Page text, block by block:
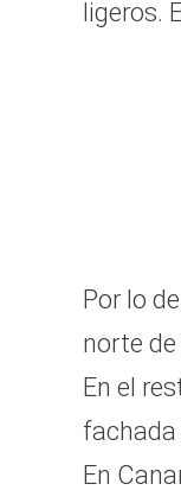
ligeros.
Por lo
norte
En el
fachada
En